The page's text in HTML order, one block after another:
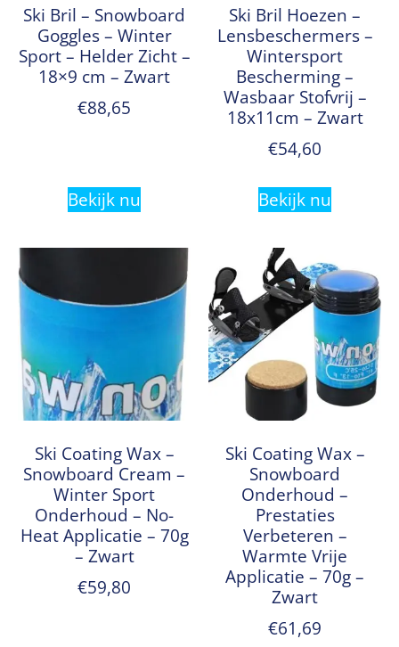
Ski Bril – Snowboard
Goggles – Winter
Sport – Helder Zicht –
18×9 cm – Zwart
€88,65
Bekijk nu
Ski Bril Hoezen –
Lensbeschermers –
Wintersport
Bescherming –
Wasbaar Stofvrij –
18x11cm – Zwart
€54,60
Bekijk nu
Ski Coating Wax –
Snowboard Cream –
Winter Sport
Onderhoud – No-
Heat Applicatie – 70g
– Zwart
€59,80
Ski Coating Wax –
Snowboard
Onderhoud –
Prestaties
Verbeteren –
Warmte Vrije
Applicatie – 70g –
Zwart
€61,69